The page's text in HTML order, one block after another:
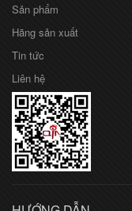
Sản phẩm
Hãng sản xuất
Tin tức
Liên hệ